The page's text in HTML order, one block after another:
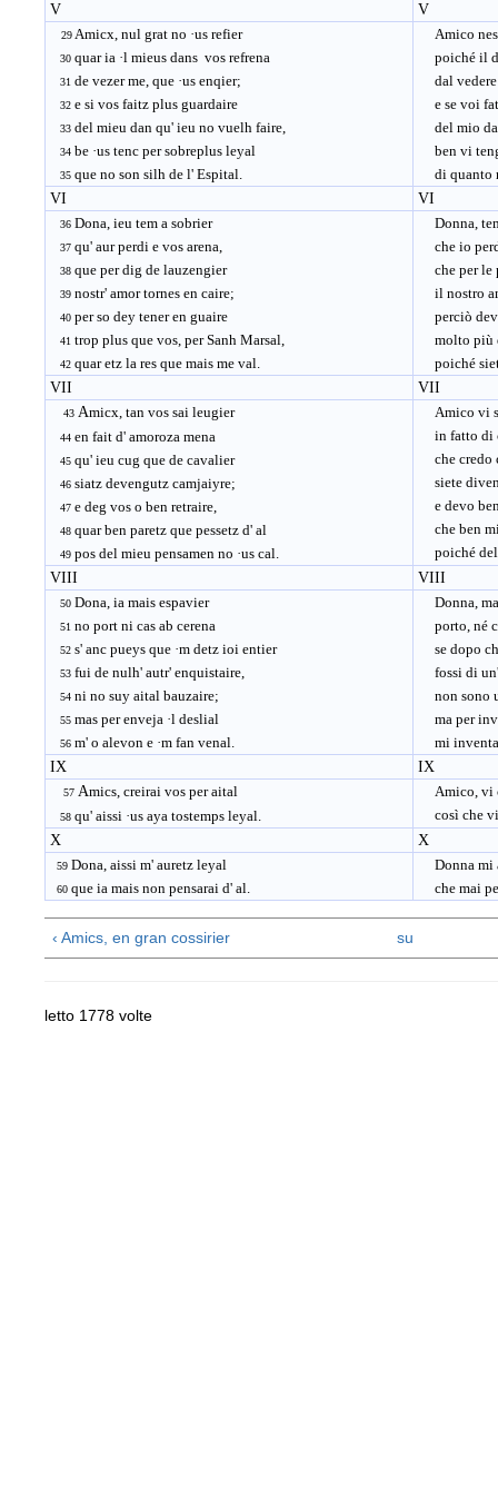
V
V
29Amicx, nul grat no ·us refier
30 quar ia ·l mieus dans vos refrena
31 de vezer me, que ·us enqier;
32 e si vos faitz plus guardaire
33 del mieu dan qu' ieu no vuelh faire,
34 be ·us tenc per sobreplus leyal
35 que no son silh de l' Espital.
Amico
poiché il
dal vedere
e se voi
del mio
ben vi
di quanto
VI
VI
36 Dona, ieu tem a sobrier
37 qu' aur perdi e vos arena,
38 que per dig de lauzengier
39 nostr' amor tornes en caire;
40 per so dey tener en guaire
41 trop plus que vos, per Sanh Marsal,
42 quar etz la res que mais me val.
Donna,
che io
che per le
il nostro
perciò
molto più
poiché
VII
VII
43 Amicx, tan vos sai leugier
44 en fait d' amoroza mena
45 qu' ieu cug que de cavalier
46 siatz devengutz camjaiyre;
47 e deg vos o ben retraire,
48 quar ben paretz que pessetz d' al
49 pos del mieu pensamen no ·us cal.
Amico vi
in fatto di
che credo
siete
e devo
che ben mi
poiché del
VIII
VIII
50 Dona, ia mais espavier
51 no port ni cas ab cerena
52 s' anc pueys que ·m detz ioi entier
53 fui de nulh' autr' enquistaire,
54 ni no suy aital bauzaire;
55 mas per enveja ·l deslial
56 m' o alevon e ·m fan venal.
Donna,
porto, né
se dopo
fossi di
non sono
ma per
mi
IX
IX
57 Amics, creirai vos per aital
58 qu' aissi ·us aya tostemps leyal.
Amico, vi
così che vi
X
X
59 Dona, aissi m' auretz leyal
60 que ia mais non pensarai d' al.
Donna mi
che mai
‹ Amics, en gran cossirier su
letto 1778 volte